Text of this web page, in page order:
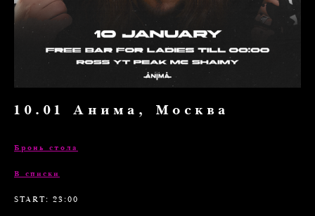
10.01 Анима, Москва
Бронь стола
В списки
START: 23:00